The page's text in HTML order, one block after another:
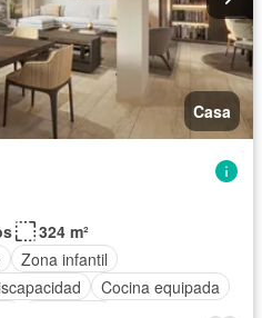
Casa
324 m²
Zona infantil
Cocina equipada